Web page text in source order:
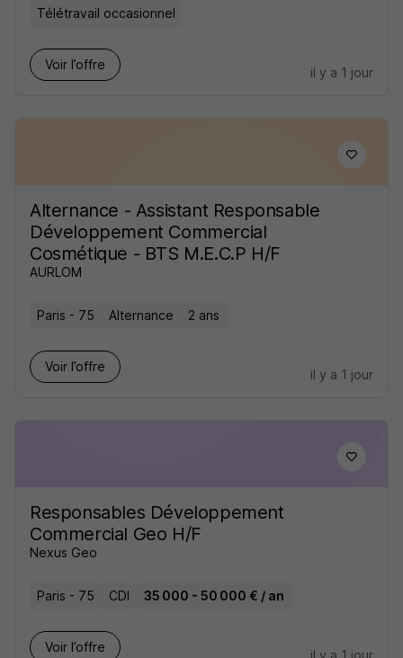
Télétravail occasionnel
Voir l’offre
il y a 1 jour
Alternance - Assistant Responsable
Développement Commercial
Cosmétique - BTS M.E.C.P H/F
AURLOM
Paris - 75 Alternance 2 ans
Voir l’offre
il y a 1 jour
Responsables Développement
Commercial Geo H/F
Nexus Geo
Paris - 75 CDI 35 000 - 50 000 € / an
Voir l’offre